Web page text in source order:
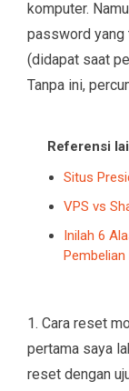
komputer.
password yang
(didapat saat
Tanpa ini,
Referensi
Situs
VPS vs
Inilah 6
Pembelian
1. Cara reset
pertama saya
reset dengan